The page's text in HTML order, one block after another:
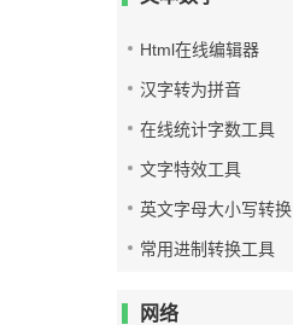
Html在线编辑器
汉字转为拼音
在线统计字数工具
文字特效工具
英文字母大小写转换
常用进制转换工具
网络